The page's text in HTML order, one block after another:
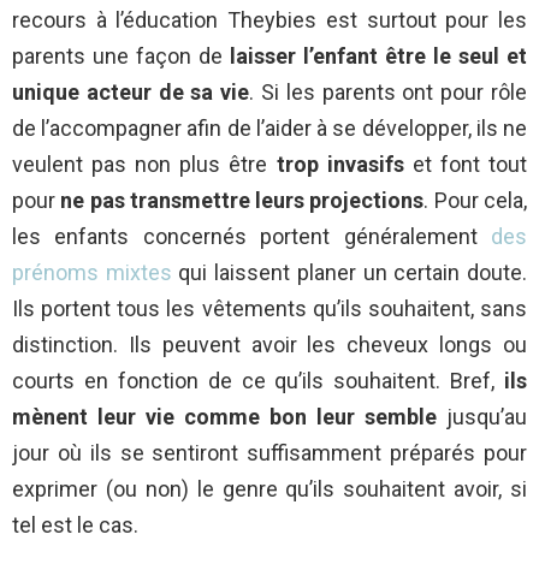
recours à l’éducation Theybies est surtout pour les
parents une façon de
laisser l’enfant être le seul et
unique acteur de sa vie. Si les parents ont pour rôle
de l’accompagner afin de l’aider à se développer, ils ne
veulent pas non plus être trop invasifset font tout
pour ne pas transmettre leurs projections. Pour cela,
les enfants concernés portent généralement des
prénoms mixtes qui laissent planer un certain doute.
Ils portent tous les vêtements qu’ils souhaitent, sans
distinction. Ils peuvent avoir les cheveux longs ou
courts en fonction de ce qu’ils souhaitent. Bref, ils
mènent leur vie comme bon leur semble jusqu’au
jour où ils se sentiront suffisamment préparés pour
exprimer (ou non) le genre qu’ils souhaitent avoir, si
tel est le cas.